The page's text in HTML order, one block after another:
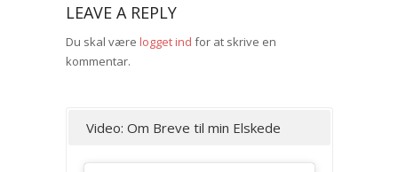
LEAVE A REPLY
Du skal være logget ind for at skrive en
kommentar.
Video: Om Breve til min Elskede